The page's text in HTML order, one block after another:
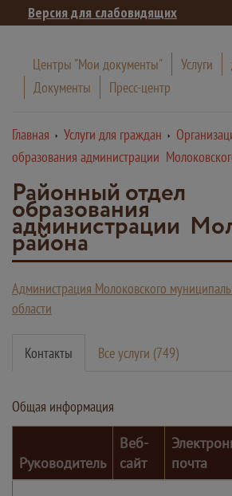
Версия для слабовидящих
Центры "Мои документы" Услуги
Документы
Пресс-центр
Главная Услуги для граждан
образования администрации
Районный отдел
образования
администрации
района
Администрация Молоковского
области
Контакты Все услуги (749)
Общая информация
Руководитель
Веб-
сайт
почта